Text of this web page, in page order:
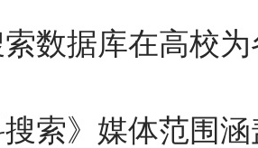
数据库在高校
搜索》媒体范围涵